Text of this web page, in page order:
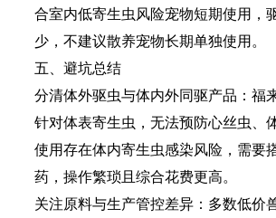
合室内低寄生虫风险宠物短期使用，
少，不建议散养宠物长期单独使用。
五、避坑总结
分清体外驱虫与体内外同驱产品：福
针对体表寄生虫，无法预防心丝虫、
使用存在体内寄生虫感染风险，需要
药，操作繁琐且综合花费更高。
关注原料与生产管控差异：多数低价